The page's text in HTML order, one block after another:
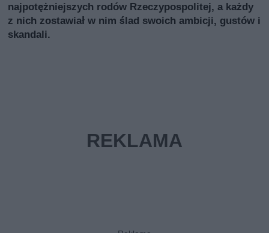
najpotężniejszych rodów Rzeczypospolitej, a każdy
z nich zostawiał w nim ślad swoich ambicji, gustów i
skandali.